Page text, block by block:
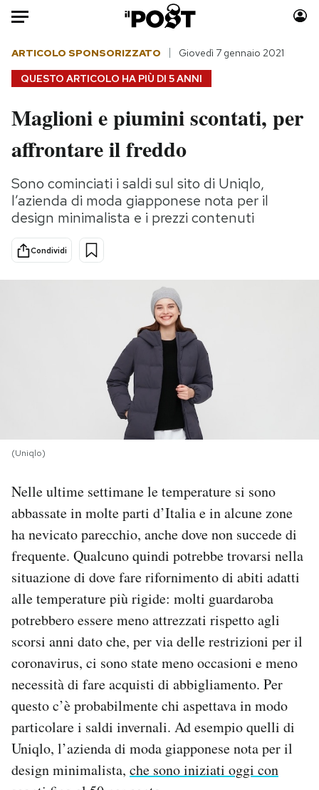
Auto
HOME
Italia
Politica
Tecnologia
Internet
Scienza
Cultura
Economia
Moda
Consumismi
Storie/Idee
Ok Boomer!
Media
I MIEI PREFERITI
SHOP
CALENDARIO
AREA PERSONALE
Area Personale
Notifiche mobile
Regala il Post
Hai bisogno di aiuto?
Esci
ARTICOLO SPONSORIZZATO
QUESTO ARTICOLO HA PIÙ DI 5 ANNI
Giovedì 7 gennaio 2021
Maglioni e piumini scontati, per
affrontare il freddo
Sono cominciati i saldi sul sito di Uniqlo,
l’azienda di moda giapponese nota per il
design minimalista e i prezzi contenuti
Condividi
(Uniqlo)
Nelle ultime settimane le temperature si sono
abbassate in molte parti d’Italia e in alcune zone
ha nevicato parecchio, anche dove non succede di
frequente. Qualcuno quindi potrebbe trovarsi nella
situazione di dove fare rifornimento di abiti adatti
alle temperature più rigide: molti guardaroba
potrebbero essere meno attrezzati rispetto agli
scorsi anni dato che, per via delle restrizioni per il
coronavirus, ci sono state meno occasioni e meno
necessità di fare acquisti di abbigliamento. Per
questo c’è probabilmente chi aspettava in modo
particolare i saldi invernali. Ad esempio quelli di
Uniqlo, l’azienda di moda giapponese nota per il
design minimalista, che sono iniziati oggi con